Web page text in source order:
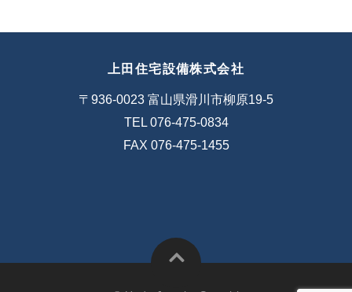
上田住宅設備株式会社
〒936-0023 富山県滑川市柳原19-5
TEL 076-475-0834
FAX 076-475-1455